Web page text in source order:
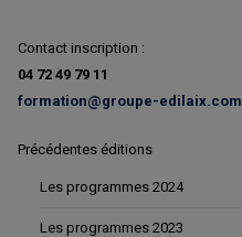
Contact inscription :
04 72 49 79 11
formation@groupe-edilaix.com
Précédentes éditions
Les programmes 2024
Les programmes 2023